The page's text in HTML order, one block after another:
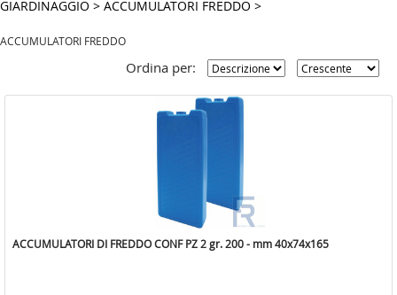
GIARDINAGGIO > ACCUMULATORI FREDDO >
ACCUMULATORI FREDDO
Ordina per:
ACCUMULATORI DI FREDDO CONF PZ 2 gr. 200 - mm 40x74x165